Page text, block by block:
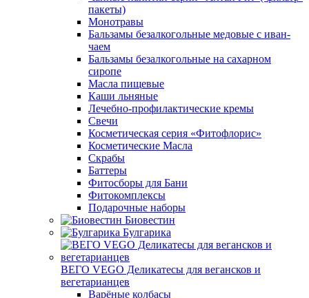
пакеты)
Монотравы
Бальзамы безалкогольные медовые с иван-
чаем
Бальзамы безалкогольные на сахарном
сиропе
Масла пищевые
Каши льняные
Лечебно-профилактические кремы
Свечи
Косметическая серия «Фитофлорис»
Косметические Масла
Скрабы
Баттеры
Фитосборы для Бани
Фитокомплексы
Подарочные наборы
Биовестин
Булгарика
ВЕГО VEGO Деликатесы для вегансков и
вегетарианцев
Варёные колбасы